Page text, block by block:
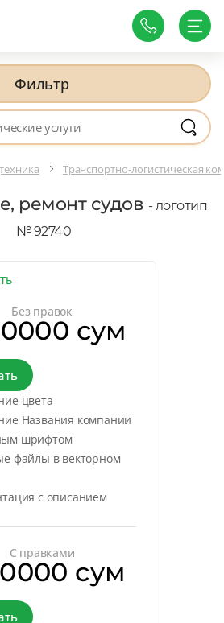
Фильтр
Транспортно-логистическая
ремонт судов - логотип
№ 92740
Без правок
сум
цвета
Названия компании
шрифтом
файлы в векторном
с описанием
С правками
сум